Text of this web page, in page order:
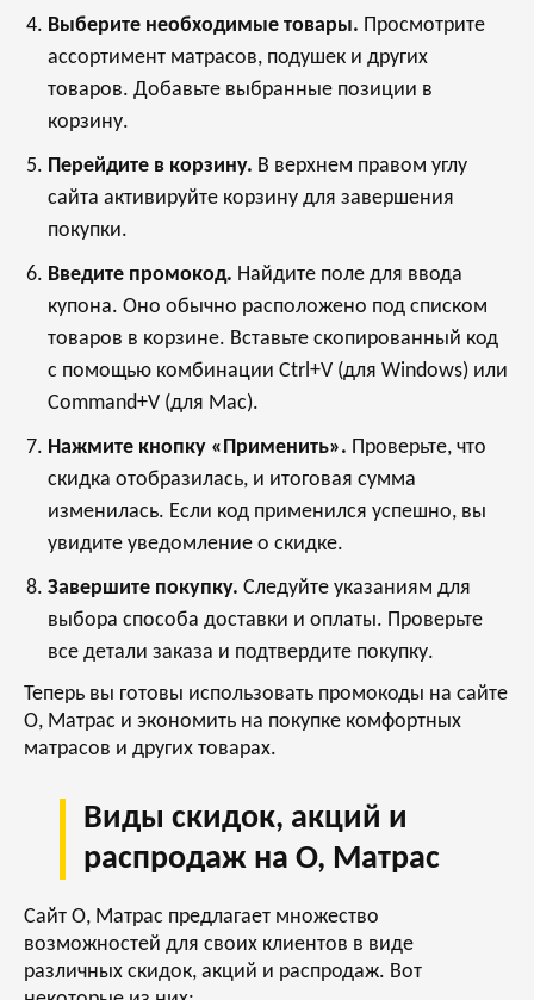
Выберите необходимые товары. Просмотрите
ассортимент матрасов, подушек и других
товаров. Добавьте выбранные позиции в
корзину.
Перейдите в корзину. В верхнем правом углу
сайта активируйте корзину для завершения
покупки.
Введите промокод. Найдите поле для ввода
купона. Оно обычно расположено под списком
товаров в корзине. Вставьте скопированный код
с помощью комбинации Ctrl+V (для Windows) или
Command+V (для Mac).
Нажмите кнопку «Применить». Проверьте, что
скидка отобразилась, и итоговая сумма
изменилась. Если код применился успешно, вы
увидите уведомление о скидке.
Завершите покупку. Следуйте указаниям для
выбора способа доставки и оплаты. Проверьте
все детали заказа и подтвердите покупку.
Теперь вы готовы использовать промокоды на сайте
О, Матрас и экономить на покупке комфортных
матрасов и других товарах.
Виды скидок, акций и
распродаж на О, Матрас
Сайт О, Матрас предлагает множество
возможностей для своих клиентов в виде
различных скидок, акций и распродаж. Вот